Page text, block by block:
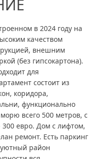
в 2024 году на
качеством
внешним
(без гипсокартона).
для
состоит из
коридора,
функционально
всего 500 метров, с
евро. Дом с лифтом,
ремонт. Есть паркинг
уютный район